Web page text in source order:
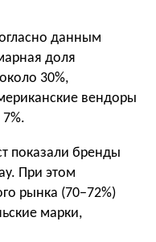
данным
доля
30%,
вендоры
показали бренды
При этом
рынка (70−72%)
марки,